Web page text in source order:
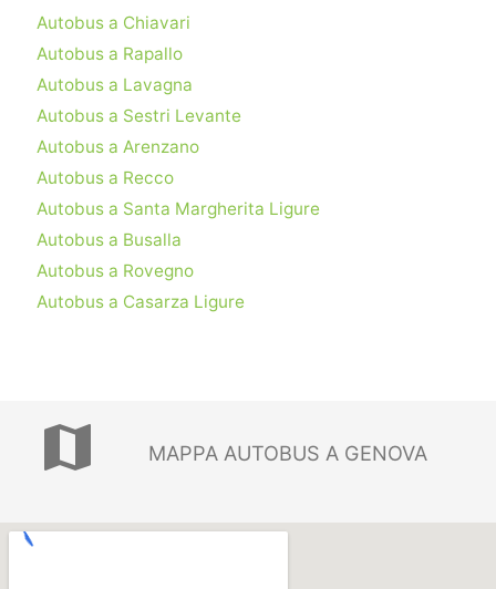
Autobus a Chiavari
Autobus a Rapallo
Autobus a Lavagna
Autobus a Sestri Levante
Autobus a Arenzano
Autobus a Recco
Autobus a Santa Margherita Ligure
Autobus a Busalla
Autobus a Rovegno
Autobus a Casarza Ligure
map MAPPA AUTOBUS A GENOVA